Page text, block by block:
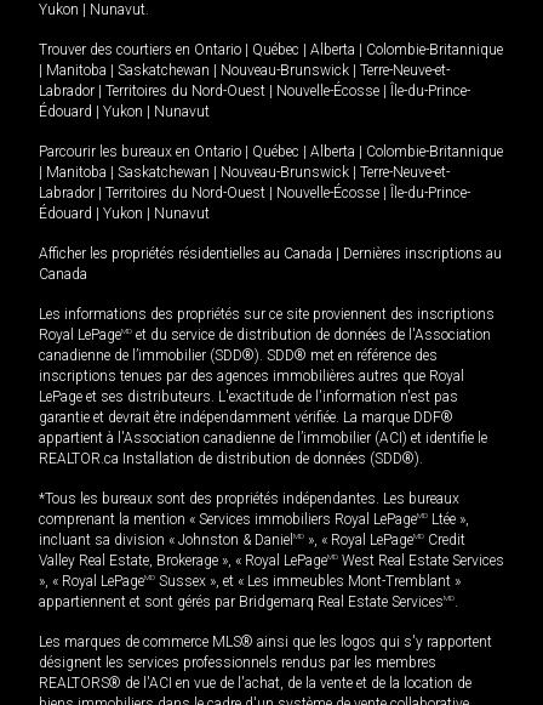
Yukon
Nunavut.
Trouver des courtiers en Ontario Québec Alberta
Colombie-Britannique
Manitoba Saskatchewan Nouveau-Brunswick
Terre-Neuve-et-
Labrador
Territoires du Nord-Ouest Nouvelle-Écosse
Île-du-Prince-
Édouard
Yukon Nunavut
Parcourir les bureaux en Ontario Québec Alberta
Colombie-Britannique
Manitoba Saskatchewan Nouveau-Brunswick
Terre-Neuve-et-
Labrador
Territoires du Nord-Ouest Nouvelle-Écosse
Île-du-Prince-
Édouard
Yukon Nunavut
Afficher les propriétés résidentielles au Canada
Dernières inscriptions au
Canada
Les informations des propriétés sur ce site proviennent des inscriptions
Royal LePageMD et du service de distribution de données de l'Association
canadienne de l’immobilier (SDD®). SDD® met en référence des
inscriptions tenues par des agences immobilières autres que Royal
LePage et ses distributeurs. L'exactitude de l'information n'est pas
garantie et devrait être indépendamment vérifiée. La marque DDF®
appartient à l'Association canadienne de l’immobilier (ACI) et identifie le
REALTOR.ca Installation de distribution de données (SDD®).
*Tous les bureaux sont des propriétés indépendantes. Les bureaux
comprenant la mention « Services immobiliers Royal LePageMD Ltée »,
incluant sa division « Johnston & Daniel MD », « Royal LePageMD Credit
Valley Real Estate, Brokerage », « Royal LePageMD West Real Estate Services
», « Royal LePageMD Sussex », et « Les immeubles Mont-Tremblant »
appartiennent et sont gérés par Bridgemarq Real Estate ServicesMD.
Les marques de commerce MLS® ainsi que les logos qui s'y rapportent
désignent les services professionnels rendus par les membres
REALTORS® de l'ACI en vue de l'achat, de la vente et de la location de